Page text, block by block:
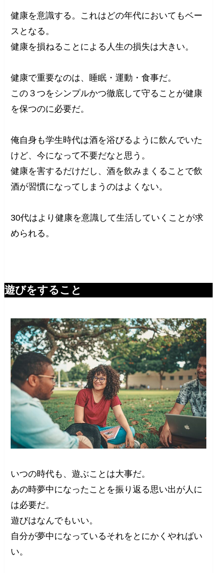
健康を意識する。これはどの年代においてもベー
スとなる。
健康を損ねることによる人生の損失は大きい。
健康で重要なのは、睡眠・運動・食事だ。
この３つをシンプルかつ徹底して守ることが健康
を保つのに必要だ。
俺自身も学生時代は酒を浴びるように飲んでいた
けど、今になって不要だなと思う。
健康を害するだけだし、酒を飲みまくることで飲
酒が習慣になってしまうのはよくない。
30代はより健康を意識して生活していくことが求
められる。
遊びをすること
いつの時代も、遊ぶことは大事だ。
あの時夢中になったことを振り返る思い出が人に
は必要だ。
遊びはなんでもいい。
自分が夢中になっているそれをとにかくやればい
い。